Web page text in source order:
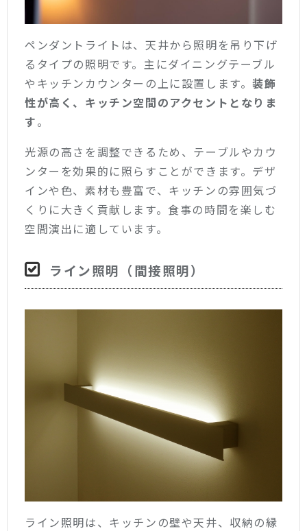
ペンダントライトは、天井から照明を吊り下げ
るタイプの照明です。主にダイニングテーブル
やキッチンカウンターの上に設置します。装飾
性が高く、キッチン空間のアクセントとなりま
す。
光源の高さを調整できるため、テーブルやカウ
ンターを効果的に照らすことができます。デザ
インや色、素材も豊富で、キッチンの雰囲気づ
くりに大きく貢献します。食事の時間を楽しむ
空間演出に適しています。
ライン照明（間接照明）
ライン照明は、キッチンの壁や天井、収納の縁